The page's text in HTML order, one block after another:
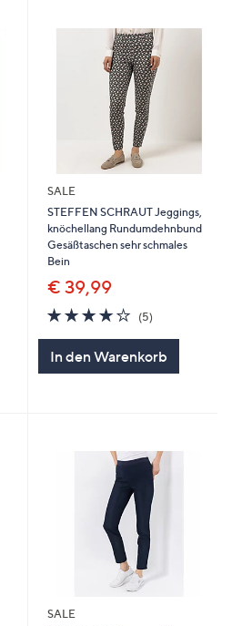
SALE
STEFFEN SCHRAUT Jeggings,
knöchellang Rundumdehnbund
Gesäßtaschen sehr schmales
Bein
€ 39,99
4.2
von
(5)
In den Warenkorb
SALE